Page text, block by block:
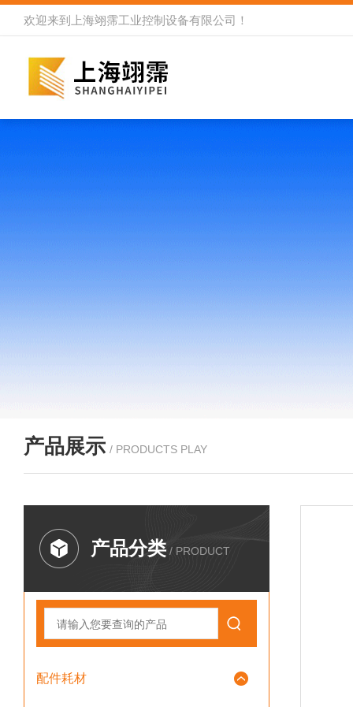
欢迎来到 上海翊霈工业控制设备有限公司 ！
产品展示 / PRODUCTS PLAY
产品分类 / PRODUCT
配件耗材